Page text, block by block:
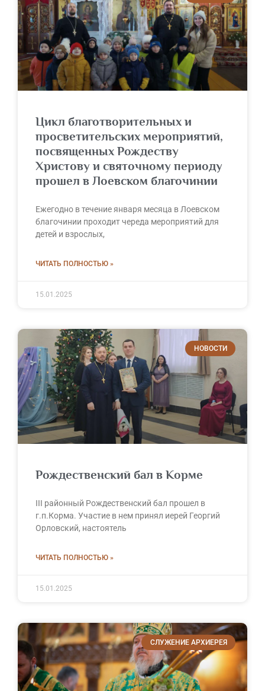
Цикл благотворительных и
просветительских мероприятий,
посвященных Рождеству
Христову и святочному периоду
прошел в Лоевском благочинии
Ежегодно в течение января месяца в Лоевском
благочинии проходит череда мероприятий для
детей и взрослых,
ЧИТАТЬ ПОЛНОСТЬЮ »
15.01.2025
НОВОСТИ
Рождественский бал в Корме
III районный Рождественский бал прошел в
г.п.Корма. Участие в нем принял иерей Георгий
Орловский, настоятель
ЧИТАТЬ ПОЛНОСТЬЮ »
15.01.2025
СЛУЖЕНИЕ АРХИЕРЕЯ